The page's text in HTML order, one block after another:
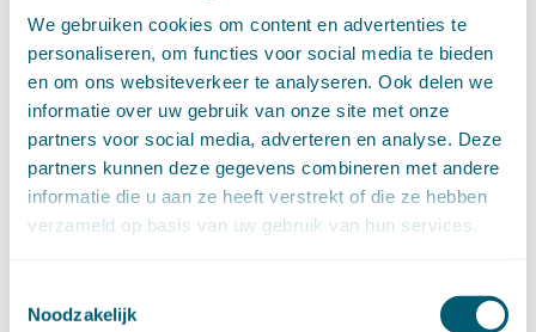
We gebruiken cookies om content en advertenties te
personaliseren, om functies voor social media te bieden
en om ons websiteverkeer te analyseren. Ook delen we
informatie over uw gebruik van onze site met onze
partners voor social media, adverteren en analyse. Deze
partners kunnen deze gegevens combineren met andere
informatie die u aan ze heeft verstrekt of die ze hebben
verzameld op basis van uw gebruik van hun services.
Noodzakelijk
maart (8)
februari (16)
januari (15)
►
2024 (161)
december (16)
november (17)
oktober (17)
september (9)
juni (7)